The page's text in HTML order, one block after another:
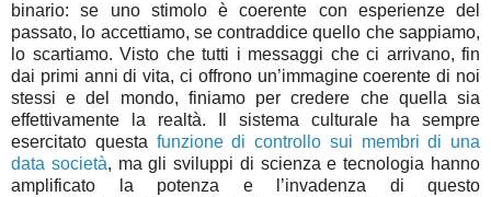
binario: se uno stimolo è coerente con esperienze del
passato, lo accettiamo, se contraddice quello che sappiamo,
lo scartiamo. Visto che tutti i messaggi che ci arrivano, fin
dai primi anni di vita, ci offrono un’immagine coerente di noi
stessi e del mondo, finiamo per credere che quella sia
effettivamente la realtà. Il sistema culturale ha sempre
esercitato questa funzione di controllo sui membri di una
data società, ma gli sviluppi di scienza e tecnologia hanno
amplificato la potenza e l’invadenza di questo